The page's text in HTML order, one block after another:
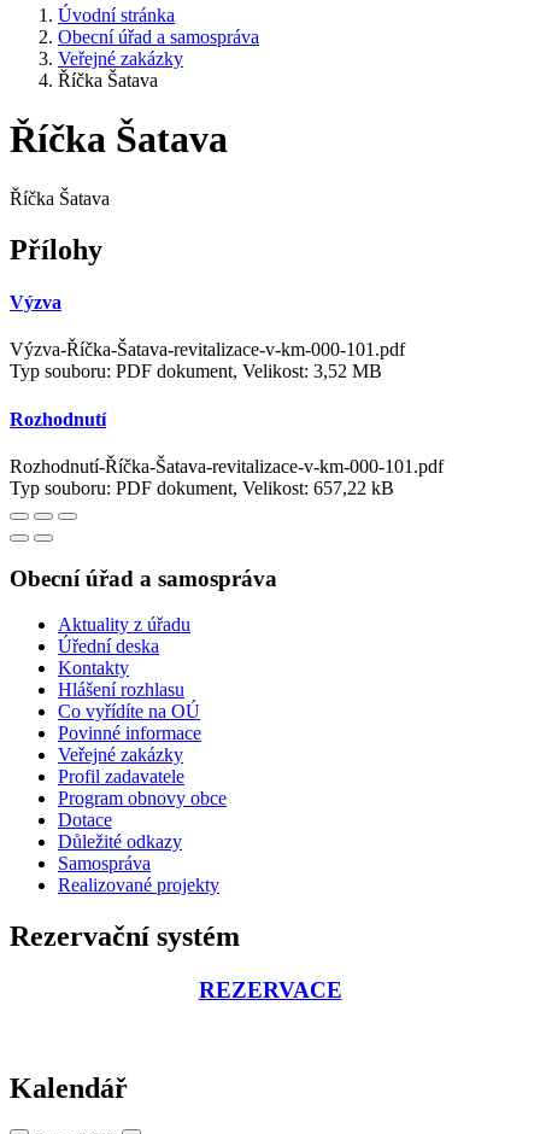
Úvodní stránka
Obecní úřad a samospráva
Veřejné zakázky
Říčka Šatava
Říčka Šatava
Říčka Šatava
Přílohy
Výzva
Výzva-Říčka-Šatava-revitalizace-v-km-000-101.pdf
Typ souboru: PDF dokument, Velikost: 3,52 MB
Rozhodnutí
Rozhodnutí-Říčka-Šatava-revitalizace-v-km-000-101.pdf
Typ souboru: PDF dokument, Velikost: 657,22 kB
Obecní úřad a samospráva
Aktuality z úřadu
Úřední deska
Kontakty
Hlášení rozhlasu
Co vyřídíte na OÚ
Povinné informace
Veřejné zakázky
Profil zadavatele
Program obnovy obce
Dotace
Důležité odkazy
Samospráva
Realizované projekty
Rezervační systém
REZERVACE
Kalendář